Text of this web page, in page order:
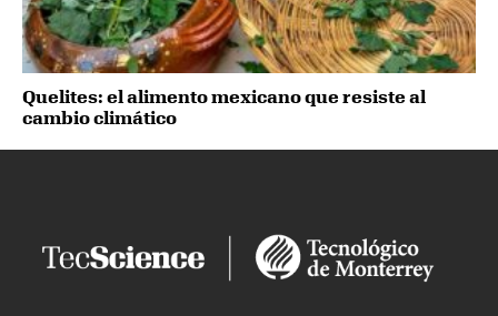
Quelites: el alimento mexicano que resiste al
cambio climático